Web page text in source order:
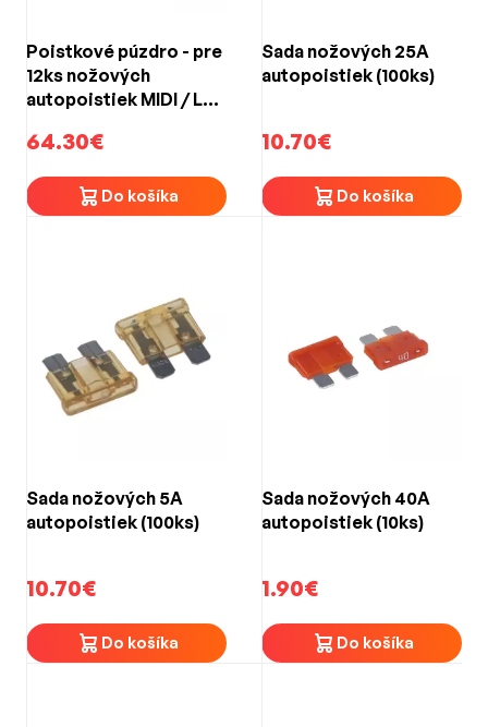
Poistkové púzdro - pre
12ks nožových
autopoistiek MIDI / LED
poistky
64.30€
Do košíka
Sada nožových 25A
autopoistiek (100ks)
10.70€
Do košíka
Sada nožových 5A
autopoistiek (100ks)
10.70€
Do košíka
Sada nožových 40A
autopoistiek (10ks)
1.90€
Do košíka